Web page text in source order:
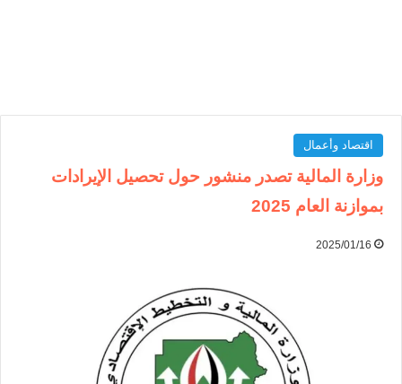
اقتصاد وأعمال
وزارة المالية تصدر منشور حول تحصيل الإيرادات
بموازنة العام 2025
2025/01/16